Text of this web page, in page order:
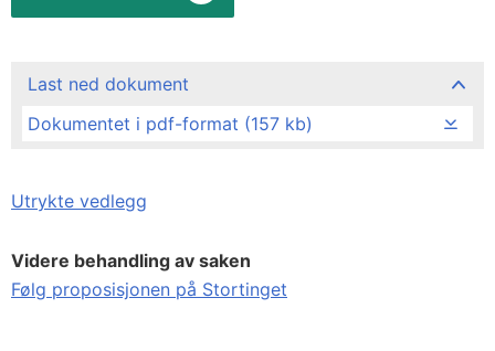
Last ned dokument
Dokumentet i pdf-format (157 kb)
Utrykte vedlegg
Videre behandling av saken
Følg proposisjonen på Stortinget